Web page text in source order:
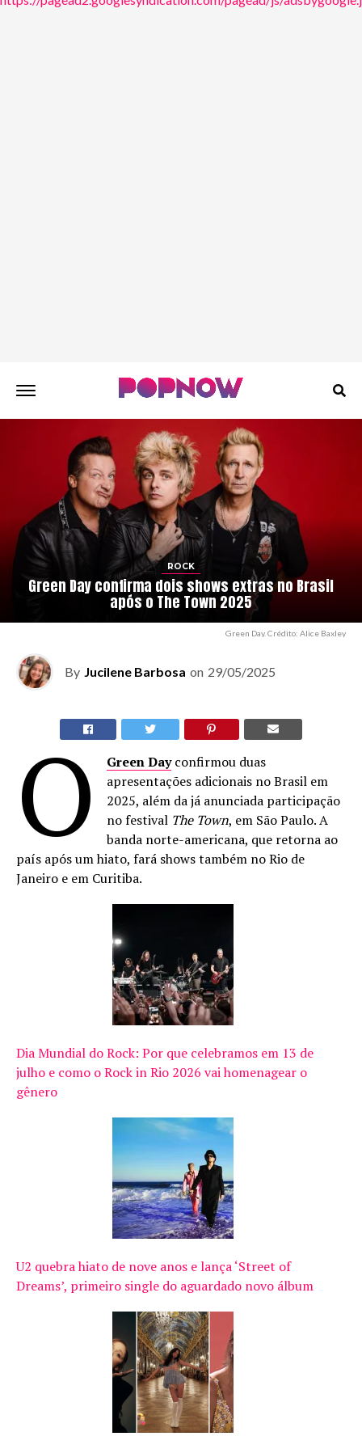
ROCK
Green Day confirma dois shows extras no Brasil
após o The Town 2025
Green Day. Crédito: Alice Baxley
By Jucilene Barbosa on 29/05/2025
O Green Dayconfirmou duas
apresentações adicionais no Brasil em
2025, além da já anunciada participação
no festival The Town, em São Paulo. A
banda norte-americana, que retorna ao
país após um hiato, fará shows também no Rio de
Janeiro e em Curitiba.
Dia Mundial do Rock: Por que celebramos em 13 de
julho e como o Rock in Rio 2026 vai homenagear o
gênero
U2 quebra hiato de nove anos e lança ‘Street of
Dreams’, primeiro single do aguardado novo álbum